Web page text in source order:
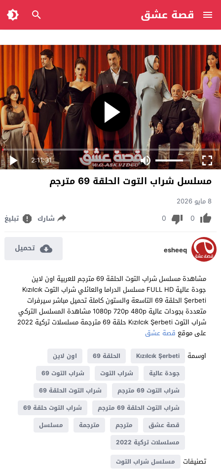
قصة عشق
2:11:31
مسلسل شراب التوت الحلقة 69 مترجم
8 مايو 2026
0
0 شارك تبليغ
esheeq تحميل
مشاهدة مسلسل شراب التوت الحلقة 69 مترجم للعربية اون لاين
جودة عالية FULL HD مسلسل الدراما والعائلي شراب التوت Kızılcık
Şerbeti الحلقة 69 التاسعة والستون كاملة تحميل مباشر سيرفرات
متعددة بجودات عالية 1080p 720p 480p مشاهدة المسلسل التركي
شراب التوت Kızılcık Şerbeti حلقة 69 مترجمة مسلسلات تركية 2022
على موقع قصة عشق
اوسمة
Kızılcık Şerbeti الحلقة 69
اون لاين
جودة عالية
شراب التوت
شراب التوت 69
شراب التوت 69 مترجم
شراب التوت الحلقة 69
شراب التوت الحلقة 69 مترجم
شراب التوت حلقة 69
قصة عشق
مترجم مترجمة
مسلسل
مسلسلات تركية 2022
تصنيفات مسلسل شراب التوت